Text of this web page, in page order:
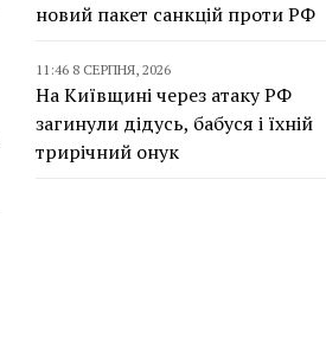
новий пакет санкцій проти РФ
11:46 8 СЕРПНЯ, 2026
На Київщині через атаку РФ
загинули дідусь, бабуся і їхній
трирічний онук